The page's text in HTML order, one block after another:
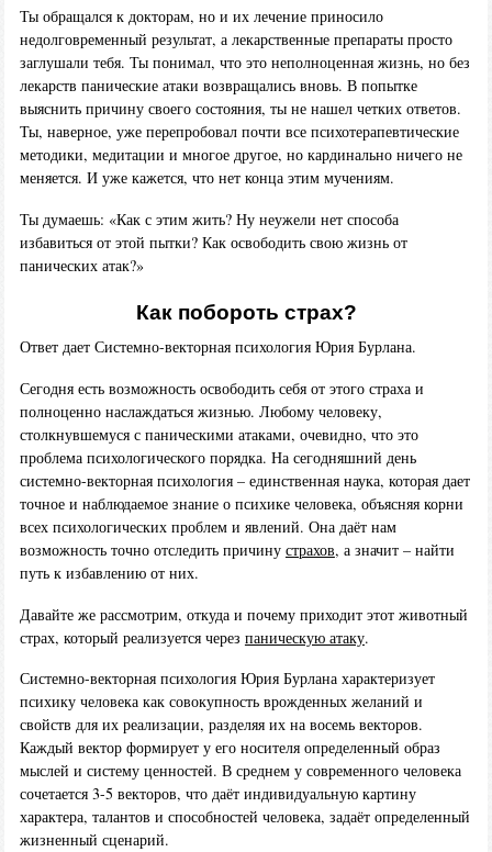
Ты обращался к докторам, но и их лечение приносило
недолговременный результат, а лекарственные препараты просто
заглушали тебя. Ты понимал, что это неполноценная жизнь, но без
лекарств панические атаки возвращались вновь. В попытке
выяснить причину своего состояния, ты не нашел четких ответов.
Ты, наверное, уже перепробовал почти все психотерапевтические
методики, медитации и многое другое, но кардинально ничего не
меняется. И уже кажется, что нет конца этим мучениям.
Ты думаешь: «Как с этим жить? Ну неужели нет способа
избавиться от этой пытки? Как освободить свою жизнь от
панических атак?»
Как побороть страх?
Ответ дает Системно-векторная психология Юрия Бурлана.
Сегодня есть возможность освободить себя от этого страха и
полноценно наслаждаться жизнью. Любому человеку,
столкнувшемуся с паническими атаками, очевидно, что это
проблема психологического порядка. На сегодняшний день
системно-векторная психология – единственная наука, которая дает
точное и наблюдаемое знание о психике человека, объясняя корни
всех психологических проблем и явлений. Она даёт нам
возможность точно отследить причину страхов, а значит – найти
путь к избавлению от них.
Давайте же рассмотрим, откуда и почему приходит этот животный
страх, который реализуется через паническую атаку.
Системно-векторная психология Юрия Бурлана характеризует
психику человека как совокупность врожденных желаний и
свойств для их реализации, разделяя их на восемь векторов.
Каждый вектор формирует у его носителя определенный образ
мыслей и систему ценностей. В среднем у современного человека
сочетается 3-5 векторов, что даёт индивидуальную картину
характера, талантов и способностей человека, задаёт определенный
жизненный сценарий.